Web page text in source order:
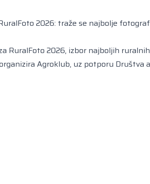
2026: traže se najbolje
RuralFoto 2026, izbor najboljih
Agroklub, uz potporu Društva